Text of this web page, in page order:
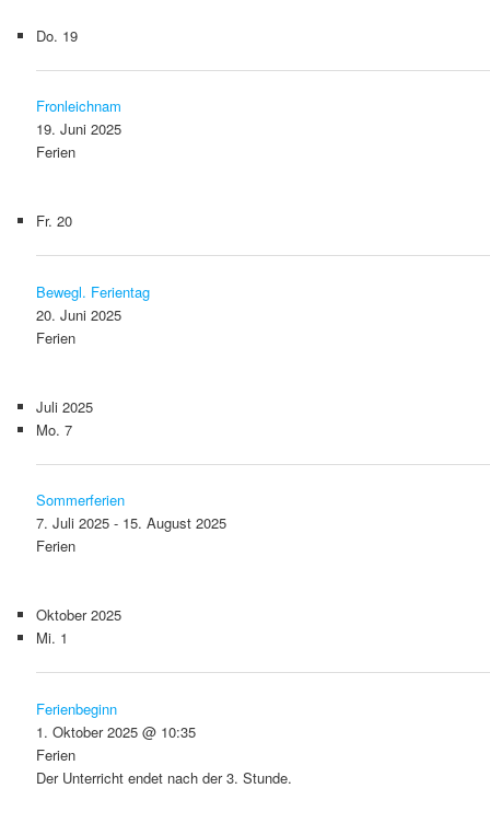
Do. 19
Fronleichnam
19. Juni 2025
Ferien
Fr. 20
Bewegl. Ferientag
20. Juni 2025
Ferien
Juli 2025
Mo. 7
Sommerferien
7. Juli 2025- 15. August 2025
Ferien
Oktober 2025
Mi. 1
Ferienbeginn
1. Oktober 2025 @ 10:35
Ferien
Der Unterricht endet nach der 3. Stunde.